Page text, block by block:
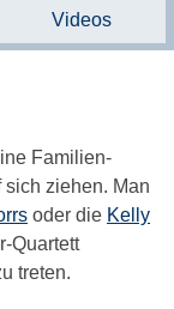
Videos
Familien-
sich ziehen. Man
oder die Kelly
Quartett
treten.